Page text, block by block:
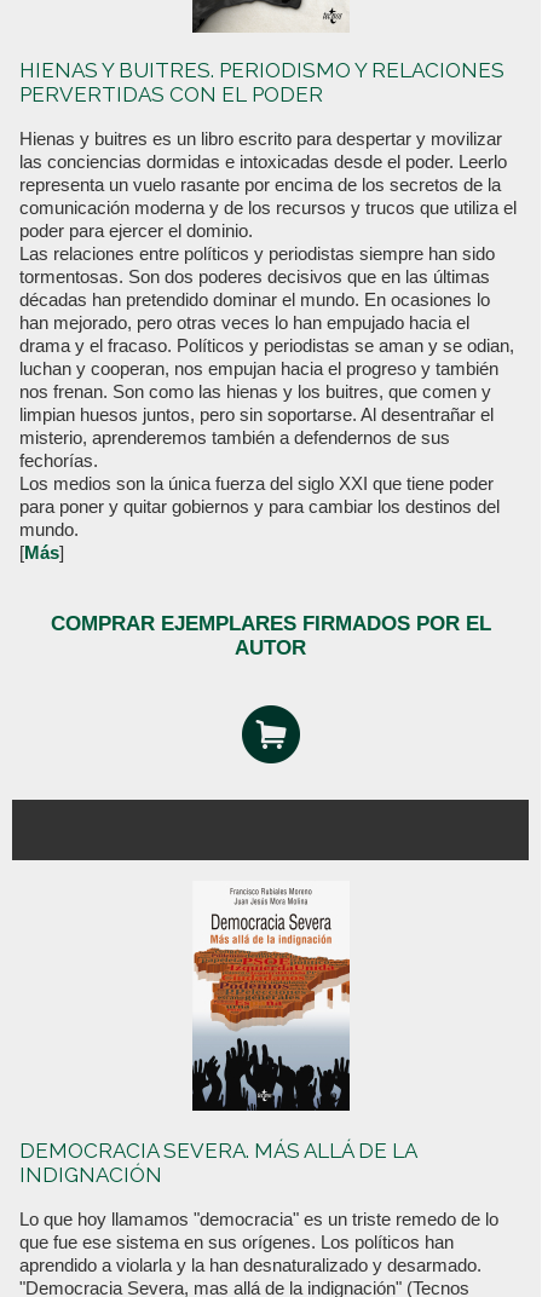
HIENAS Y BUITRES. PERIODISMO Y RELACIONES
PERVERTIDAS CON EL PODER
Hienas y buitres es un libro escrito para despertar y movilizar
las conciencias dormidas e intoxicadas desde el poder. Leerlo
representa un vuelo rasante por encima de los secretos de la
comunicación moderna y de los recursos y trucos que utiliza el
poder para ejercer el dominio.
Las relaciones entre políticos y periodistas siempre han sido
tormentosas. Son dos poderes decisivos que en las últimas
décadas han pretendido dominar el mundo. En ocasiones lo
han mejorado, pero otras veces lo han empujado hacia el
drama y el fracaso. Políticos y periodistas se aman y se odian,
luchan y cooperan, nos empujan hacia el progreso y también
nos frenan. Son como las hienas y los buitres, que comen y
limpian huesos juntos, pero sin soportarse. Al desentrañar el
misterio, aprenderemos también a defendernos de sus
fechorías.
Los medios son la única fuerza del siglo XXI que tiene poder
para poner y quitar gobiernos y para cambiar los destinos del
mundo.
[Más]
COMPRAR EJEMPLARES FIRMADOS POR EL
AUTOR
DEMOCRACIA SEVERA. MÁS ALLÁ DE LA
INDIGNACIÓN
Lo que hoy llamamos "democracia" es un triste remedo de lo
que fue ese sistema en sus orígenes. Los políticos han
aprendido a violarla y la han desnaturalizado y desarmado.
"Democracia Severa, mas allá de la indignación" (Tecnos